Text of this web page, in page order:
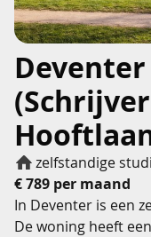
Deventer
zelfstandige
€ 789 per maand
In Deventer is een
De woning heeft